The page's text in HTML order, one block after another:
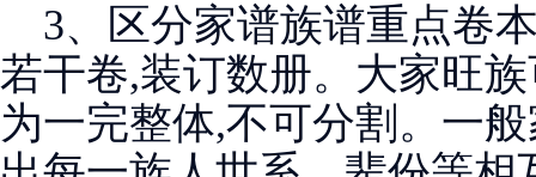
3、区分家谱族谱重点卷
若干卷,装订数册。大家旺
为一完整体,不可分割。一